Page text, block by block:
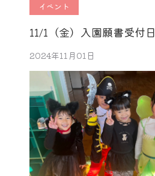
イベント
11/1（金）入園願書受付日
2024年11月01日